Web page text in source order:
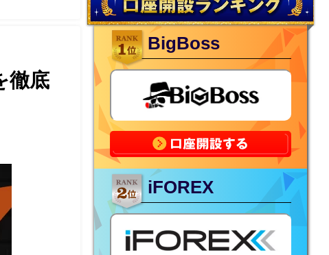
徹底
BigBoss
iFOREX